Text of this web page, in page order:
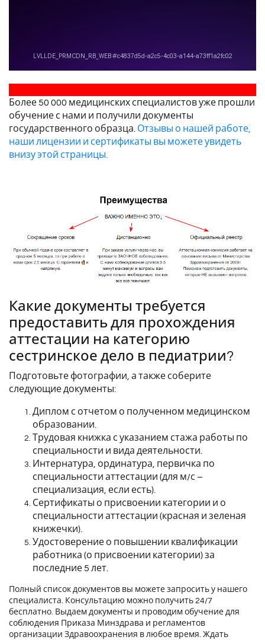
Более 50 000 медицинских специалистов уже прошли
обучение с нами и получили документы
государственного образца. Отзывы о нашей работе,
наши лицензии и сертификаты вы можете увидеть
внизу этой страницы.
Какие документы требуется
предоставить для прохождения
аттестации на категорию
сестринское дело в педиатрии?
Подготовьте фотографии, а также соберите
следующие документы:
Диплом с отчетом о полученном медицинском
образовании.
Трудовая книжка с указанием стажа работы по
специальности и вида деятельности.
Интернатура, ординатура, первичка по
специальности аттестации (для м/с –
специализация, если есть).
Сертификаты о присвоении категории и о
специальности аттестации (красная и зеленая
книжечки).
Удостоверение о повышении квалификации
работника (о присвоении категории) за
последние 5 лет.
Полный список документов вы можете запросить у нашего
специалиста. Консультацию можно получить 24/7
бесплатно. Выдаем документы и проводим обучение для
соблюдения Приказа Минздрава и регламентов
организации Здравоохранения в любое время. Ждать